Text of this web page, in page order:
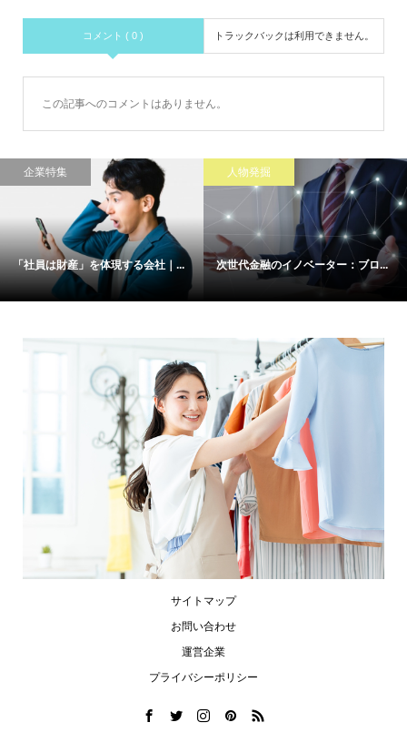
コメント ( 0 ) トラックバックは利用できません。
この記事へのコメントはありません。
企業特集
「社員は財産」を体現する会社｜...
人物発掘
次世代金融のイノベーター：ブロ...
サイトマップ
お問い合わせ
運営企業
プライバシーポリシー